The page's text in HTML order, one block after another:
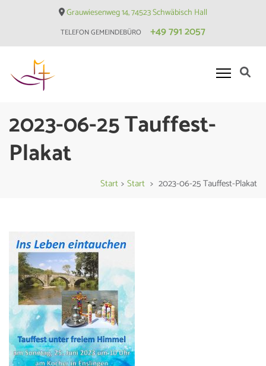
Grauwiesenweg 14, 74523 Schwäbisch Hall
TELEFON GEMEINDEBÜRO +49 791 2057
Hessental
2023-06-25 Tauffest-
Plakat
Start > Start > 2023-06-25 Tauffest-Plakat